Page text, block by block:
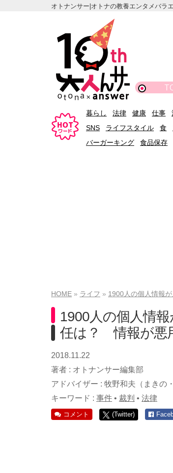
オトナンサー|オトナの教養エンタメバラ
暮らし 法律 健康 仕事
SNS
ライフスタイル 食
バーガーキング
食品保存
HOME ライフ 1900人の個人情報
1900人の個人情
任は？ 情報が悪
2018.11.22
著者 : オトナンサー編集部
アドバイザー : 牧野和夫（まきの
キーワード : 事件 • 裁判 • 法律
コメント (Twitter)